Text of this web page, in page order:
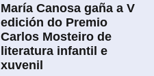
María Canosa gaña a V
edición do Premio
Carlos Mosteiro de
literatura infantil e
xuvenil